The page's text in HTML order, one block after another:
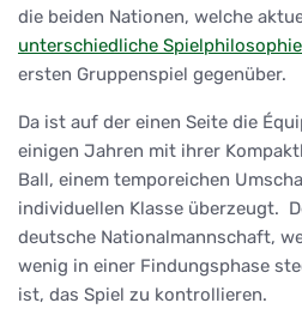
die beiden Nationen, welche
unterschiedliche
ersten Gruppenspiel gegenüber.
Da ist auf der einen Seite die
einigen Jahren mit ihrer
Ball, einem temporeichen
individuellen Klasse überzeugt.
deutsche Nationalmannschaft,
wenig in einer Findungsphase
ist, das Spiel zu kontrollieren.